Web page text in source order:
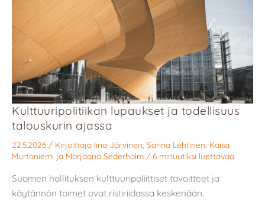
Kulttuuripolitiikan lupaukset ja todellisuus
talouskurin ajassa
22.5.2026 / Kirjoittaja Iina Järvinen Sanna Lehtinen Kaisa
Murtoniemi ja Marjaana Sederholm / 6 minuutiksi luettavaa
Suomen hallituksen kulttuuripoliittiset tavoitteet ja
käytännön toimet ovat ristiriidassa keskenään.